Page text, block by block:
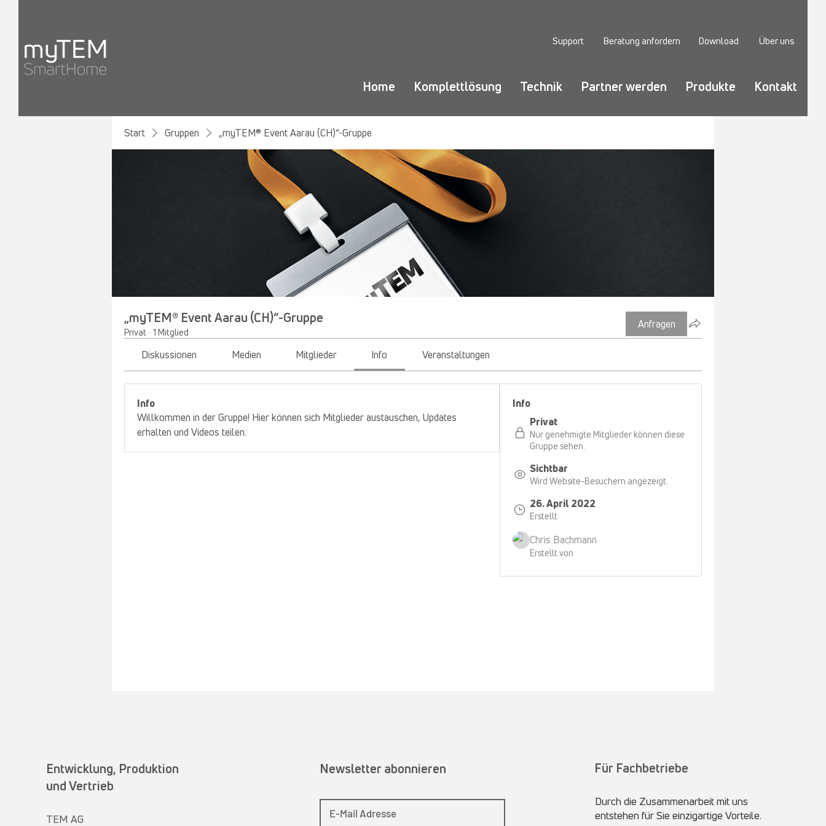
Support Beratung anfordern Download Über uns
Home Komplettlösung Technik Partner werden Produkte Kontakt
Start Gruppen „myTEM® Event Aarau (CH)“-Gruppe
„myTEM® Event Aarau (CH)“-Gruppe
Privat · 1 Mitglied
Anfragen
Diskussionen Medien Mitglieder Info Veranstaltungen
Info
Willkommen in der Gruppe! Hier können sich Mitglieder austauschen, Updates
erhalten und Videos teilen.
Info
Privat
Nur genehmigte Mitglieder können diese
Gruppe sehen.
Sichtbar
Wird Website-Besuchern angezeigt.
26. April 2022
Erstellt
Chris Bachmann
Erstellt von
Entwicklung, Produktion
und Vertrieb
TEM AG
Newsletter abonnieren Für Fachbetriebe
Durch die Zusammenarbeit mit uns
entstehen für Sie einzigartige Vorteile.